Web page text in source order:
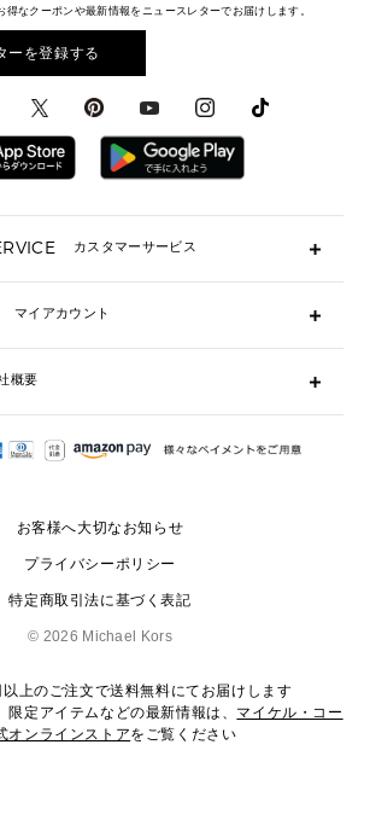
アクセサリー
メンズ バッグ
メンズ 財布・小物
メンズ シューズ
メンズ ウェア
メンズ 時計・その他
メンズ財布・小物
メンズアクセサリー
メンズウェア
3 IN 1 / 2 IN 1 バッグ
▶ メンズすべて
▶ メンズすべて
▶ バッグすべて
通勤・通学アイテム
3 IN 1 バッグ
財布・フラグメントケース
▶ 小物すべて
ース・カードケース・名刺入れ
サンダル
スニーカー
▶ ウェア
財布・小物
時計・ジュエリー
アクセサリー
エディターレビュー
なクーポンや最新情報をニュースレターでお届けします。
ーを登録する
カスタマーサービス
ピングができますか？
ッグを購入商品分送ってもらえますか？
ールが受信できないのですが？
きますか？
マイアカウント
概要
お客様へ大切なお知らせ
プライバシーポリシー
特定商取引法に基づく表記
© 2026 Michael Kors
上のご注文で送料無料にてお届けします
定アイテムなどの最新情報は、 マイケル・コー
オンラインストアをご覧ください